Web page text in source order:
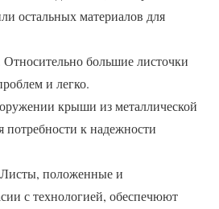
остальных материалов для
Относительно большие листочки
и легко.
крыши из металлической
к надежности
положенные и
с технологией, обеспечюют